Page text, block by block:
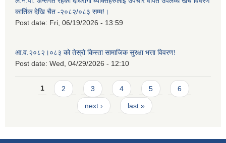
कार्तिक देखि चैत -२०८२/०८३ सम्म!।
Post date: Fri, 06/19/2026 - 13:59
आ.व.२०८२।०८३ को तेस्रो किस्ता सामाजिक सुरक्षा भत्ता विवरण!
Post date: Wed, 04/29/2026 - 12:10
Pages
1 2 3 4 5 6
next › last »